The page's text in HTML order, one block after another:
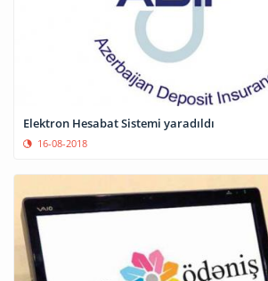
Elektron Hesabat Sistemi yaradıldı
16-08-2018